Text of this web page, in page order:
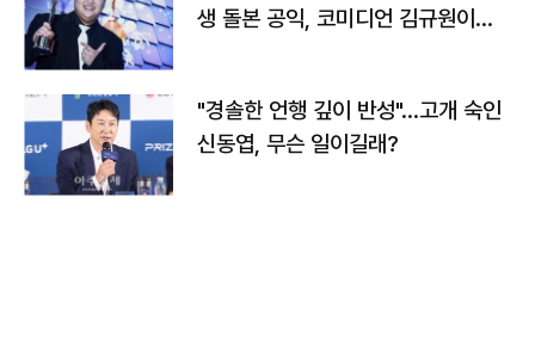
생 돌본 공익, 코미디언 김규원이었
"경솔한 언행 깊이 반성"…고개 숙인
신동엽, 무슨 일이길래?